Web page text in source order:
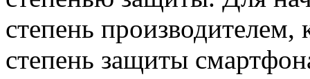
степень
степень защиты